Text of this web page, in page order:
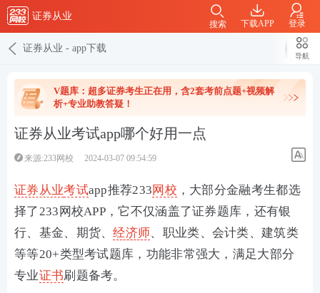
证券从业
下载APP 登录
搜索
证券从业 - app下载
导航
V题库：超多证券考生正在用，含2套考前点题+视频解
析+专业助教答疑！
证券从业考试app哪个好用一点
来源:233网校 2024-03-07 09:54:59
证券从业考试app推荐233网校 ，大部分金融考生都选
择了233网校APP，它不仅涵盖了证券题库，还有银
行、基金、期货、经济师、职业类、会计类、建筑类
等等20+类型考试题库，功能非常强大，满足大部分
专业证书刷题备考。